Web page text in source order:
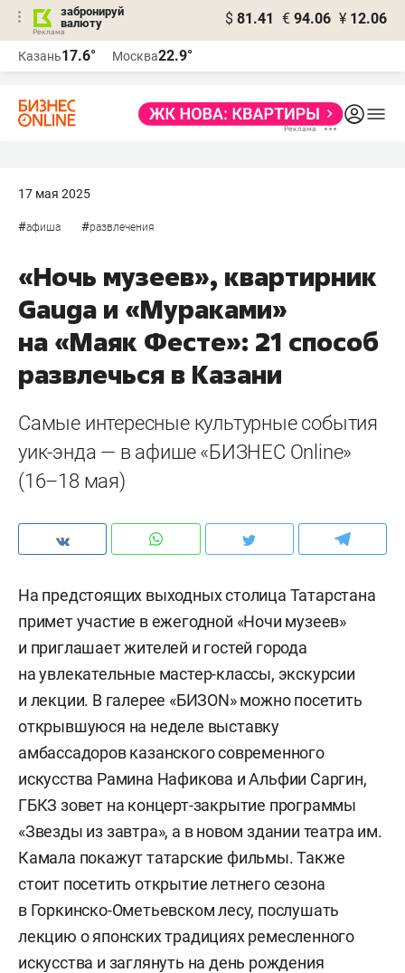
забронируй
валюту
$ 81.41 € 94.06 ¥ 12.06
Казань17.6° Москва22.9°
17 мая 2025
#афиша #развлечения
«Ночь музеев», квартирник
Gauga и «Мураками»
на «Маяк Фесте»: 21 способ
развлечься в Казани
Самые интересные культурные события
уик-энда — в афише «БИЗНЕС Online»
(16–18 мая)
На предстоящих выходных столица Татарстана
примет участие в ежегодной «Ночи музеев»
и приглашает жителей и гостей города
на увлекательные мастер-классы, экскурсии
и лекции. В галерее «БИЗОN» можно посетить
открывшуюся на неделе выставку
амбассадоров казанского современного
искусства Рамина Нафикова и Альфии Саргин,
ГБКЗ зовет на концерт-закрытие программы
«Звезды из завтра», а в новом здании театра им.
Камала покажут татарские фильмы. Также
стоит посетить открытие летнего сезона
в Горкинско-Ометьевском лесу, послушать
лекцию о японских традициях ремесленного
искусства и заглянуть на день рождения